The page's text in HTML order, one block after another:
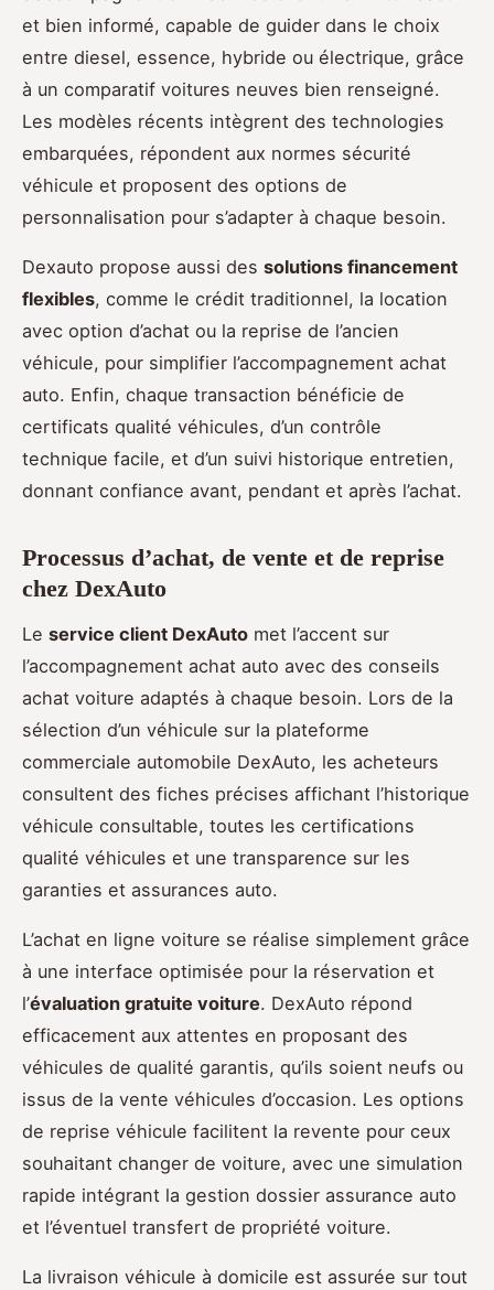
et bien informé, capable de guider dans le choix
entre diesel, essence, hybride ou électrique, grâce
à un comparatif voitures neuves bien renseigné.
Les modèles récents intègrent des technologies
embarquées, répondent aux normes sécurité
véhicule et proposent des options de
personnalisation pour s’adapter à chaque besoin.
Dexauto propose aussi des solutions financement
flexibles, comme le crédit traditionnel, la location
avec option d’achat ou la reprise de l’ancien
véhicule, pour simplifier l’accompagnement achat
auto. Enfin, chaque transaction bénéficie de
certificats qualité véhicules, d’un contrôle
technique facile, et d’un suivi historique entretien,
donnant confiance avant, pendant et après l’achat.
Processus d’achat, de vente et de reprise
chez DexAuto
Le service client DexAuto met l’accent sur
l’accompagnement achat auto avec des conseils
achat voiture adaptés à chaque besoin. Lors de la
sélection d’un véhicule sur la plateforme
commerciale automobile DexAuto, les acheteurs
consultent des fiches précises affichant l’historique
véhicule consultable, toutes les certifications
qualité véhicules et une transparence sur les
garanties et assurances auto.
L’achat en ligne voiture se réalise simplement grâce
à une interface optimisée pour la réservation et
l’évaluation gratuite voiture. DexAuto répond
efficacement aux attentes en proposant des
véhicules de qualité garantis, qu’ils soient neufs ou
issus de la vente véhicules d’occasion. Les options
de reprise véhicule facilitent la revente pour ceux
souhaitant changer de voiture, avec une simulation
rapide intégrant la gestion dossier assurance auto
et l’éventuel transfert de propriété voiture.
La livraison véhicule à domicile est assurée sur tout